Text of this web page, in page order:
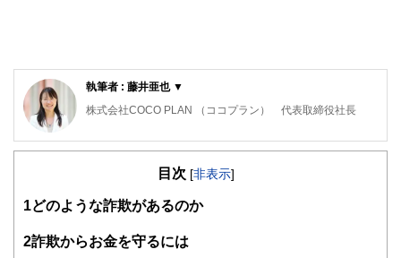
執筆者 : 藤井亜也 ▼
株式会社COCO PLAN （ココプラン） 代表取締役社長
教育カウンセラー、派遣コーディネーター、秘書等、様々な
ナンシャルプランナーの資格を取得。
応援したい」という想いからCOCO PLANを設立。
広く活動中。
目次 [非表示]
1どのような詐欺があるのか
2詐欺からお金を守るには